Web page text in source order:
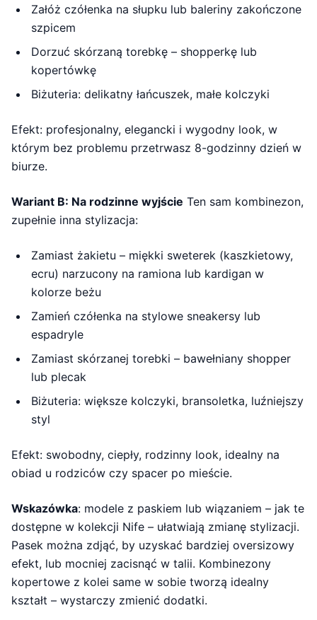
Załóż czółenka na słupku lub baleriny zakończone
szpicem
Dorzuć skórzaną torebkę – shopperkę lub
kopertówkę
Biżuteria: delikatny łańcuszek, małe kolczyki
Efekt: profesjonalny, elegancki i wygodny look, w
którym bez problemu przetrwasz 8-godzinny dzień w
biurze.
Wariant B: Na rodzinne wyjście Ten sam kombinezon,
zupełnie inna stylizacja:
Zamiast żakietu – miękki sweterek (kaszkietowy,
ecru) narzucony na ramiona lub kardigan w
kolorze beżu
Zamień czółenka na stylowe sneakersy lub
espadryle
Zamiast skórzanej torebki – bawełniany shopper
lub plecak
Biżuteria: większe kolczyki, bransoletka, luźniejszy
styl
Efekt: swobodny, ciepły, rodzinny look, idealny na
obiad u rodziców czy spacer po mieście.
Wskazówka: modele z paskiem lub wiązaniem – jak te
dostępne w kolekcji Nife – ułatwiają zmianę stylizacji.
Pasek można zdjąć, by uzyskać bardziej oversizowy
efekt, lub mocniej zacisnąć w talii. Kombinezony
kopertowe z kolei same w sobie tworzą idealny
kształt – wystarczy zmienić dodatki.